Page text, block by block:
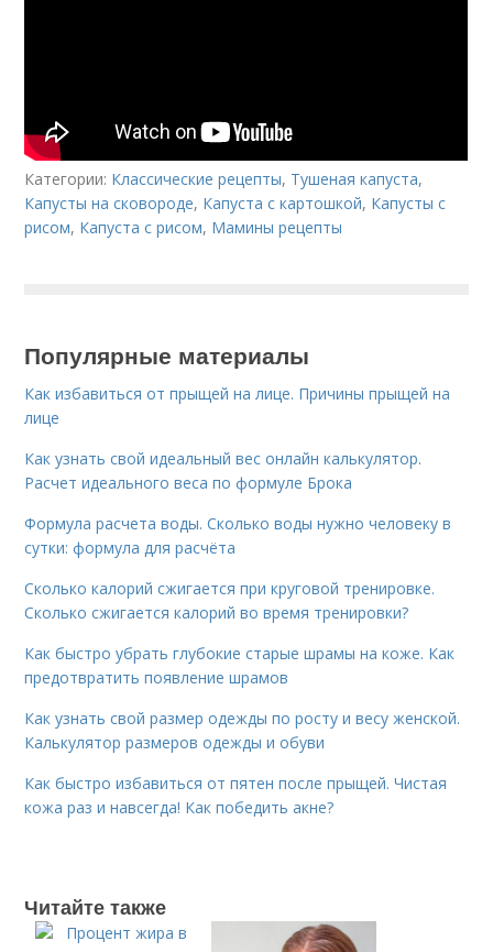
Категории: Классические рецепты, Тушеная капуста,
Капусты на сковороде, Капуста с картошкой, Капусты с
рисом, Капуста с рисом, Мамины рецепты
Популярные материалы
Как избавиться от прыщей на лице. Причины прыщей на
лице
Как узнать свой идеальный вес онлайн калькулятор.
Расчет идеального веса по формуле Брока
Формула расчета воды. Сколько воды нужно человеку в
сутки: формула для расчёта
Сколько калорий сжигается при круговой тренировке.
Сколько сжигается калорий во время тренировки?
Как быстро убрать глубокие старые шрамы на коже. Как
предотвратить появление шрамов
Как узнать свой размер одежды по росту и весу женской.
Калькулятор размеров одежды и обуви
Как быстро избавиться от пятен после прыщей. Чистая
кожа раз и навсегда! Как победить акне?
Читайте также